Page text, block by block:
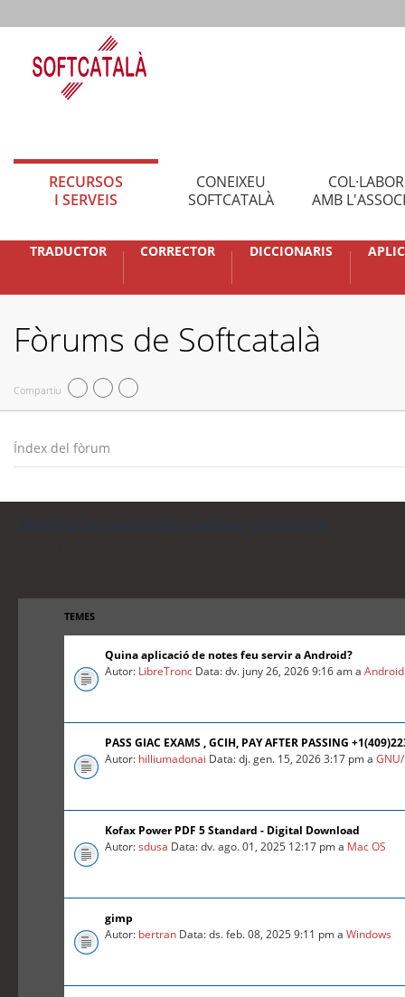
RECURSOS
I SERVEIS
CONEIXEU
SOFTCATALÀ
AMB
TRADUCTOR CORRECTOR DICCIONARIS
Fòrums de Softcatalà
Compartiu
Índex del fòrum
TEMES
Quina aplicació de notes feu servir a Android?
Autor: LibreTronc Data: dv. juny 26, 2026 9:16 am aAndroid
PASS GIAC EXAMS , GCIH, PAY AFTER PASSING
Autor: hilliumadonai Data: dj. gen. 15, 2026 3:17 pm a
Kofax Power PDF 5 Standard - Digital Download
Autor:sdusa Data: dv. ago. 01, 2025 12:17 pm a Mac OS
gimp
Autor: bertran Data: ds. feb. 08, 2025 9:11 pm aWindows